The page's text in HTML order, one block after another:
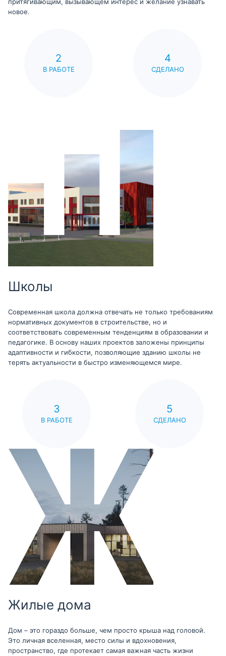
притягивающим, вызывающем интерес и желание узнавать
новое.
2
В РАБОТЕ
4
СДЕЛАНО
Школы
Современная школа должна отвечать не только требованиям
нормативных документов в строительстве, но и
соответствовать современным тенденциям в образовании и
педагогике. В основу наших проектов заложены принципы
адаптивности и гибкости, позволяющие зданию школы не
терять актуальности в быстро изменяющемся мире.
3
В РАБОТЕ
5
СДЕЛАНО
Жилые дома
Дом – это гораздо больше, чем просто крыша над головой.
Это личная вселенная, место силы и вдохновения,
пространство, где протекает самая важная часть жизни